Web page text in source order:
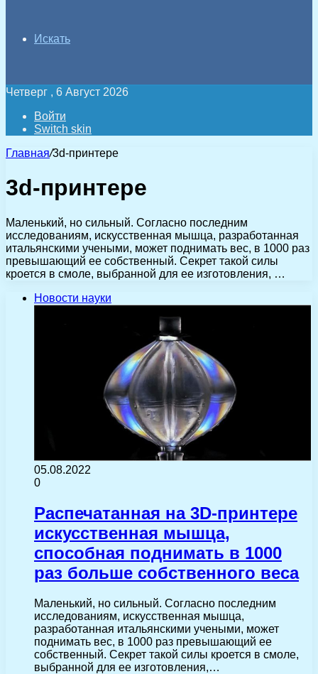
Искать
Четверг , 6 Август 2026
Войти
Switch skin
Главная/3d-принтере
3d-принтере
Маленький, но сильный. Согласно последним
исследованиям, искусственная мышца, разработанная
итальянскими учеными, может поднимать вес, в 1000 раз
превышающий ее собственный. Секрет такой силы
кроется в смоле, выбранной для ее изготовления, …
Новости науки
05.08.2022
0
Распечатанная на 3D-принтере
искусственная мышца,
способная поднимать в 1000
раз больше собственного веса
Маленький, но сильный. Согласно последним
исследованиям, искусственная мышца,
разработанная итальянскими учеными, может
поднимать вес, в 1000 раз превышающий ее
собственный. Секрет такой силы кроется в смоле,
выбранной для ее изготовления,…